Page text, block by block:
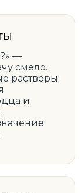
—
смело.
растворы
и